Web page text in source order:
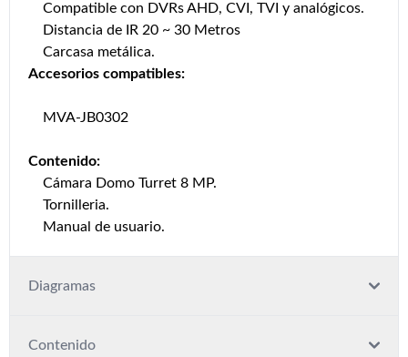
Compatible con DVRs AHD, CVI, TVI y analógicos.
Distancia de IR 20 ~ 30 Metros
Carcasa metálica.
Accesorios compatibles:
MVA-JB0302
Contenido:
Cámara Domo Turret 8 MP.
Tornilleria.
Manual de usuario.
Diagramas
Contenido